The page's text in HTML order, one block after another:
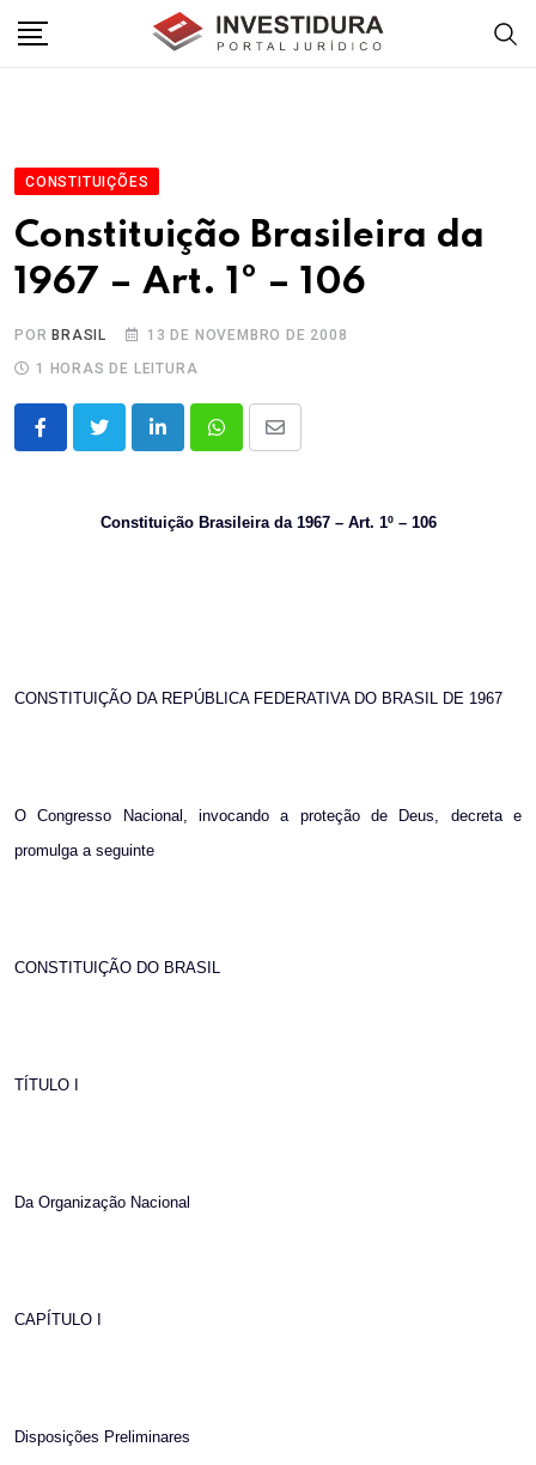
CONSTITUIÇÕES
Constituição Brasileira da
1967 – Art. 1º – 106
POR BRASIL
13 DE NOVEMBRO DE 2008
1 HORAS DE LEITURA
LinkedInWhatsappShare
Constituição Brasileira da 1967 – Art. 1º – 106
CONSTITUIÇÃO DA REPÚBLICA FEDERATIVA DO BRASIL DE 1967
O Congresso Nacional, invocando a proteção de Deus, decreta e
promulga a seguinte
CONSTITUIÇÃO DO BRASIL
TÍTULO I
Da Organização Nacional
CAPÍTULO I
Disposições Preliminares